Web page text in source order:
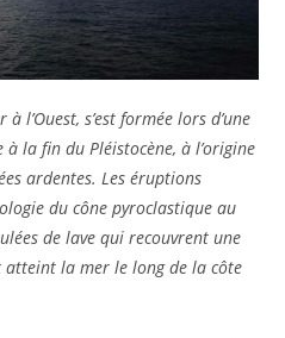
l’Ouest, s’est formée lors d’une
la fin du Pléistocène, à l’origine
ardentes. Les éruptions
du cône pyroclastique au
de lave qui recouvrent une
la mer le long de la côte